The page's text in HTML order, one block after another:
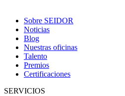
Sobre SEIDOR
Noticias
Blog
Nuestras oficinas
Talento
Premios
Certificaciones
SERVICIOS